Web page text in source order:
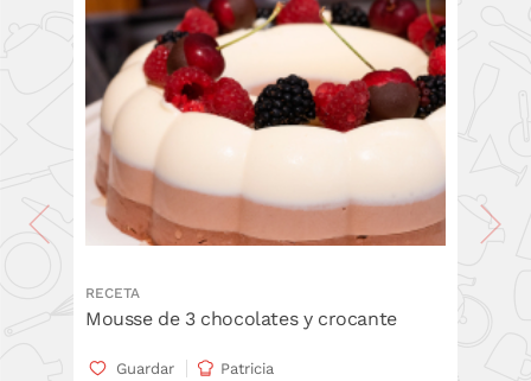
RECETA
Mousse de 3 chocolates y crocante
Guardar Patricia